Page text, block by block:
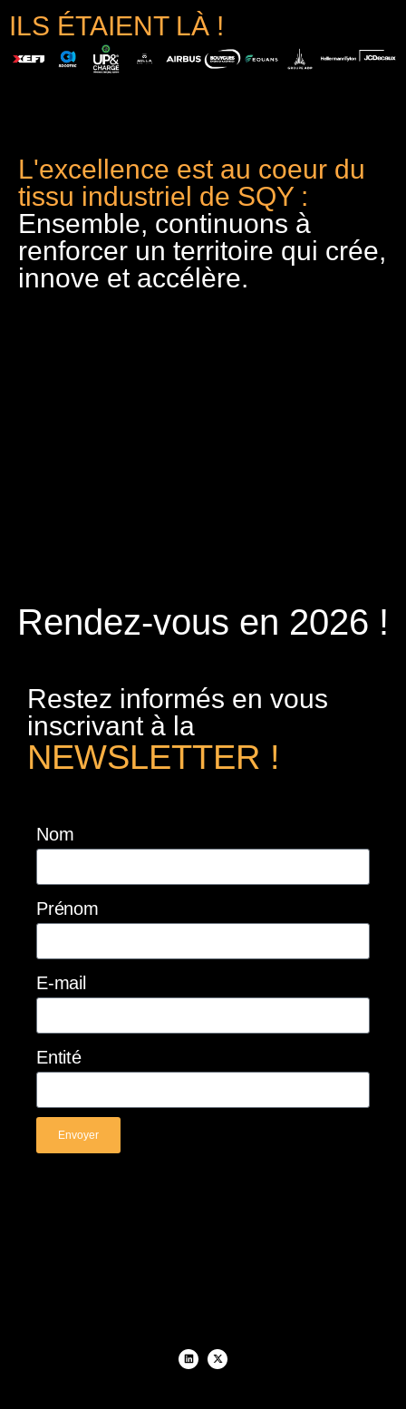
ILS ÉTAIENT LÀ !
L'excellence est au coeur du
tissu industriel de SQY :
Ensemble, continuons à
renforcer un territoire qui crée,
innove et accélère.
Rendez-vous en 2026 !
Restez informés en vous
inscrivant à la
NEWSLETTER !
Nom
Prénom
E-mail
Entité
Envoyer